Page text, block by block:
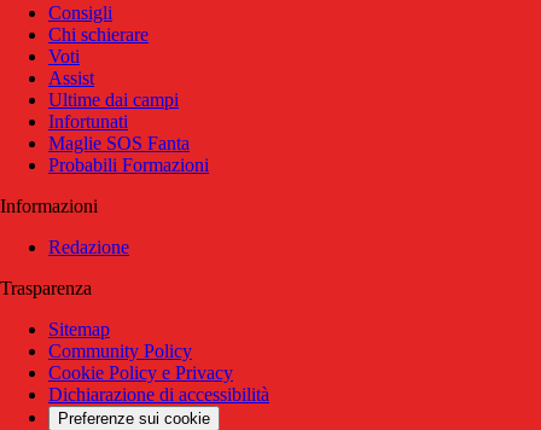
Consigli
Chi schierare
Voti
Assist
Ultime dai campi
Infortunati
Maglie SOS Fanta
Probabili Formazioni
Informazioni
Redazione
Trasparenza
Sitemap
Community Policy
Cookie Policy e Privacy
Dichiarazione di accessibilità
Preferenze sui cookie